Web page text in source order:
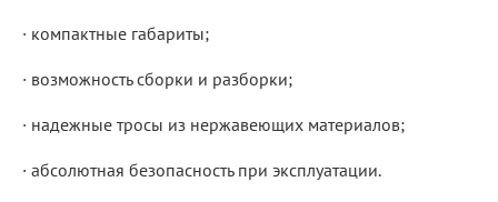
· компактные габариты;
· возможность сборки и разборки;
· надежные тросы из нержавеющих материалов;
· абсолютная безопасность при эксплуатации.